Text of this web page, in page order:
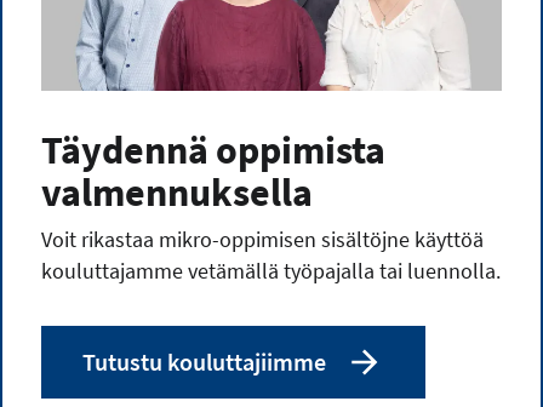
Täydennä oppimista
valmennuksella
Voit rikastaa mikro-oppimisen sisältöjne käyttöä
kouluttajamme vetämällä työpajalla tai luennolla.
Tutustu kouluttajiimme